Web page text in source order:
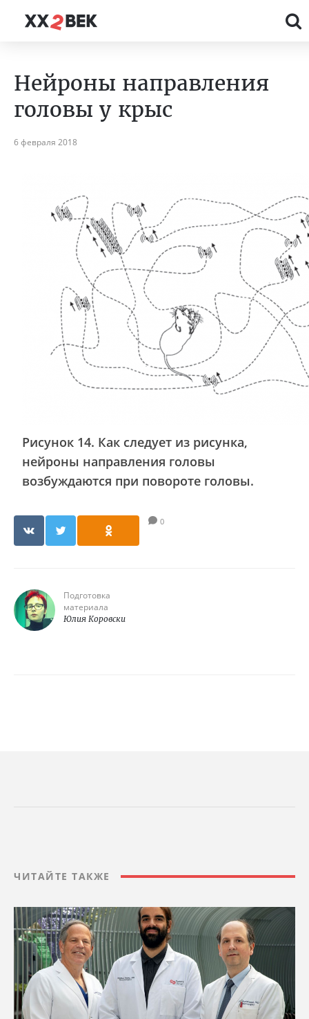
Нейроны направления
головы у крыс
6 февраля 2018
Рисунок 14. Как следует из рисунка,
нейроны направления головы
возбуждаются при повороте головы.
0
Подготовка
материала
Юлия Коровски
ЧИТАЙТЕ ТАКЖЕ